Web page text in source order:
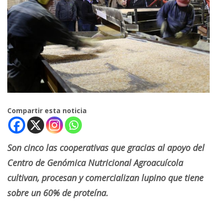
Compartir esta noticia
Son cinco las cooperativas que gracias al apoyo del
Centro de Genómica Nutricional Agroacuícola
cultivan, procesan y comercializan lupino que tiene
sobre un 60% de proteína.